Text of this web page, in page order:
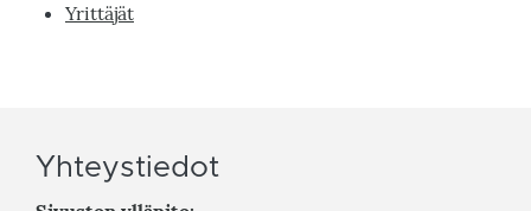
Yrittäjät
Yhteystiedot